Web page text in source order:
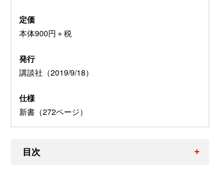
定価
本体900円＋税
発行
講談社（2019/9/18）
仕様
新書（272ページ）
目次